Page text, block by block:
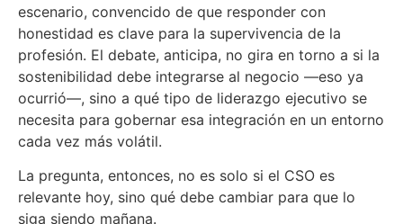
escenario, convencido de que responder con
honestidad es clave para la supervivencia de la
profesión. El debate, anticipa, no gira en torno a si la
sostenibilidad debe integrarse al negocio —eso ya
ocurrió—, sino a qué tipo de liderazgo ejecutivo se
necesita para gobernar esa integración en un entorno
cada vez más volátil.
La pregunta, entonces, no es solo si el CSO es
relevante hoy, sino qué debe cambiar para que lo
siga siendo mañana.